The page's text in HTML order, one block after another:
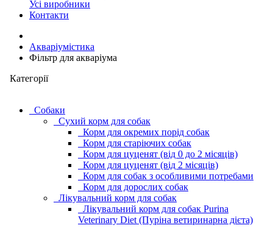
Усі виробники
Контакти
Акваріумістика
Фільтр для акваріума
Категорії
Cобаки
Сухий корм для собак
Корм для окремих порід собак
Корм для старіючих собак
Корм для цуценят (від 0 до 2 місяців)
Корм для цуценят (від 2 місяців)
Корм для собак з особливими потребами
Корм для дорослих собак
Лікувальний корм для собак
Лікувальний корм для собак Purina
Veterinary Diet (Пуріна ветиринарна дієта)